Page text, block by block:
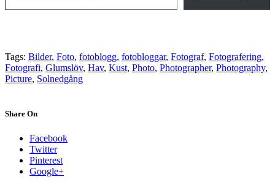
Tags: Bilder, Foto, fotoblogg, fotobloggar, Fotograf, Fotografering,
Fotografi, Glumslöv, Hav, Kust, Photo, Photographer, Photography,
Picture, Solnedgång
Share On
Facebook
Twitter
Pinterest
Google+